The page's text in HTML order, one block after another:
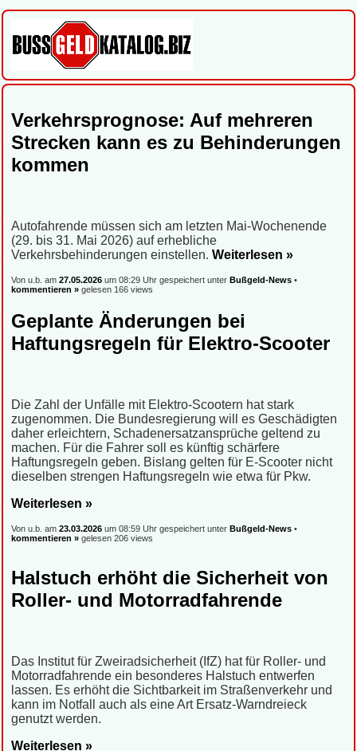
Verkehrsprognose: Auf mehreren
Strecken kann es zu Behinderungen
kommen
Autofahrende müssen sich am letzten Mai-Wochenende
(29. bis 31. Mai 2026) auf erhebliche
Verkehrsbehinderungen einstellen. Weiterlesen »
Von u.b. am 27.05.2026 um 08:29 Uhr gespeichert unter Bußgeld-News •
kommentieren » gelesen 166 views
Geplante Änderungen bei
Haftungsregeln für Elektro-Scooter
Die Zahl der Unfälle mit Elektro-Scootern hat stark
zugenommen. Die Bundesregierung will es Geschädigten
daher erleichtern, Schadenersatzansprüche geltend zu
machen. Für die Fahrer soll es künftig schärfere
Haftungsregeln geben. Bislang gelten für E-Scooter nicht
dieselben strengen Haftungsregeln wie etwa für Pkw.
Weiterlesen »
Von u.b. am 23.03.2026 um 08:59 Uhr gespeichert unter Bußgeld-News •
kommentieren » gelesen 206 views
Halstuch erhöht die Sicherheit von
Roller- und Motorradfahrende
Das Institut für Zweiradsicherheit (IfZ) hat für Roller- und
Motorradfahrende ein besonderes Halstuch entwerfen
lassen. Es erhöht die Sichtbarkeit im Straßenverkehr und
kann im Notfall auch als eine Art Ersatz-Warndreieck
genutzt werden.
Weiterlesen »